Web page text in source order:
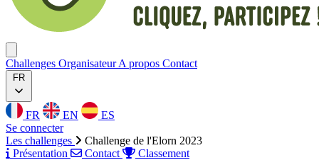
Challenges OrganisateurA propos Contact
FR
FR EN
ES
Se connecter
Les challenges
Challenge de l'Elorn 2023
Présentation
Contact Classement